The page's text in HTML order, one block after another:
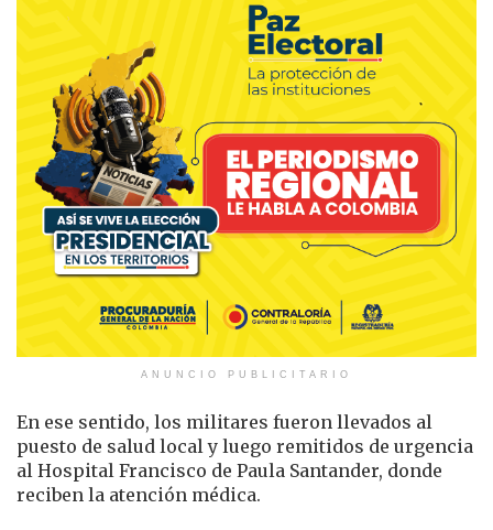
ANUNCIO PUBLICITARIO
En ese sentido, los militares fueron llevados al
puesto de salud local y luego remitidos de urgencia
al Hospital Francisco de Paula Santander, donde
reciben la atención médica.